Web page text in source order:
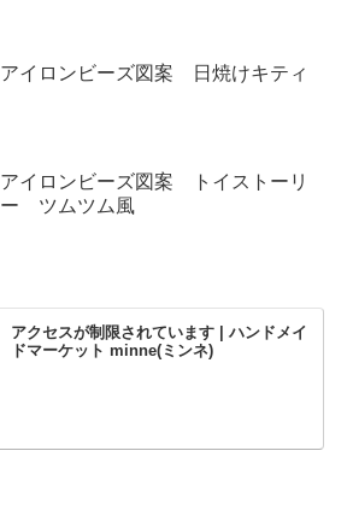
アイロンビーズ図案 日焼けキティ
アイロンビーズ図案 トイストーリ
ー ツムツム風
アクセスが制限されています | ハンドメイ
ドマーケット minne(ミンネ)